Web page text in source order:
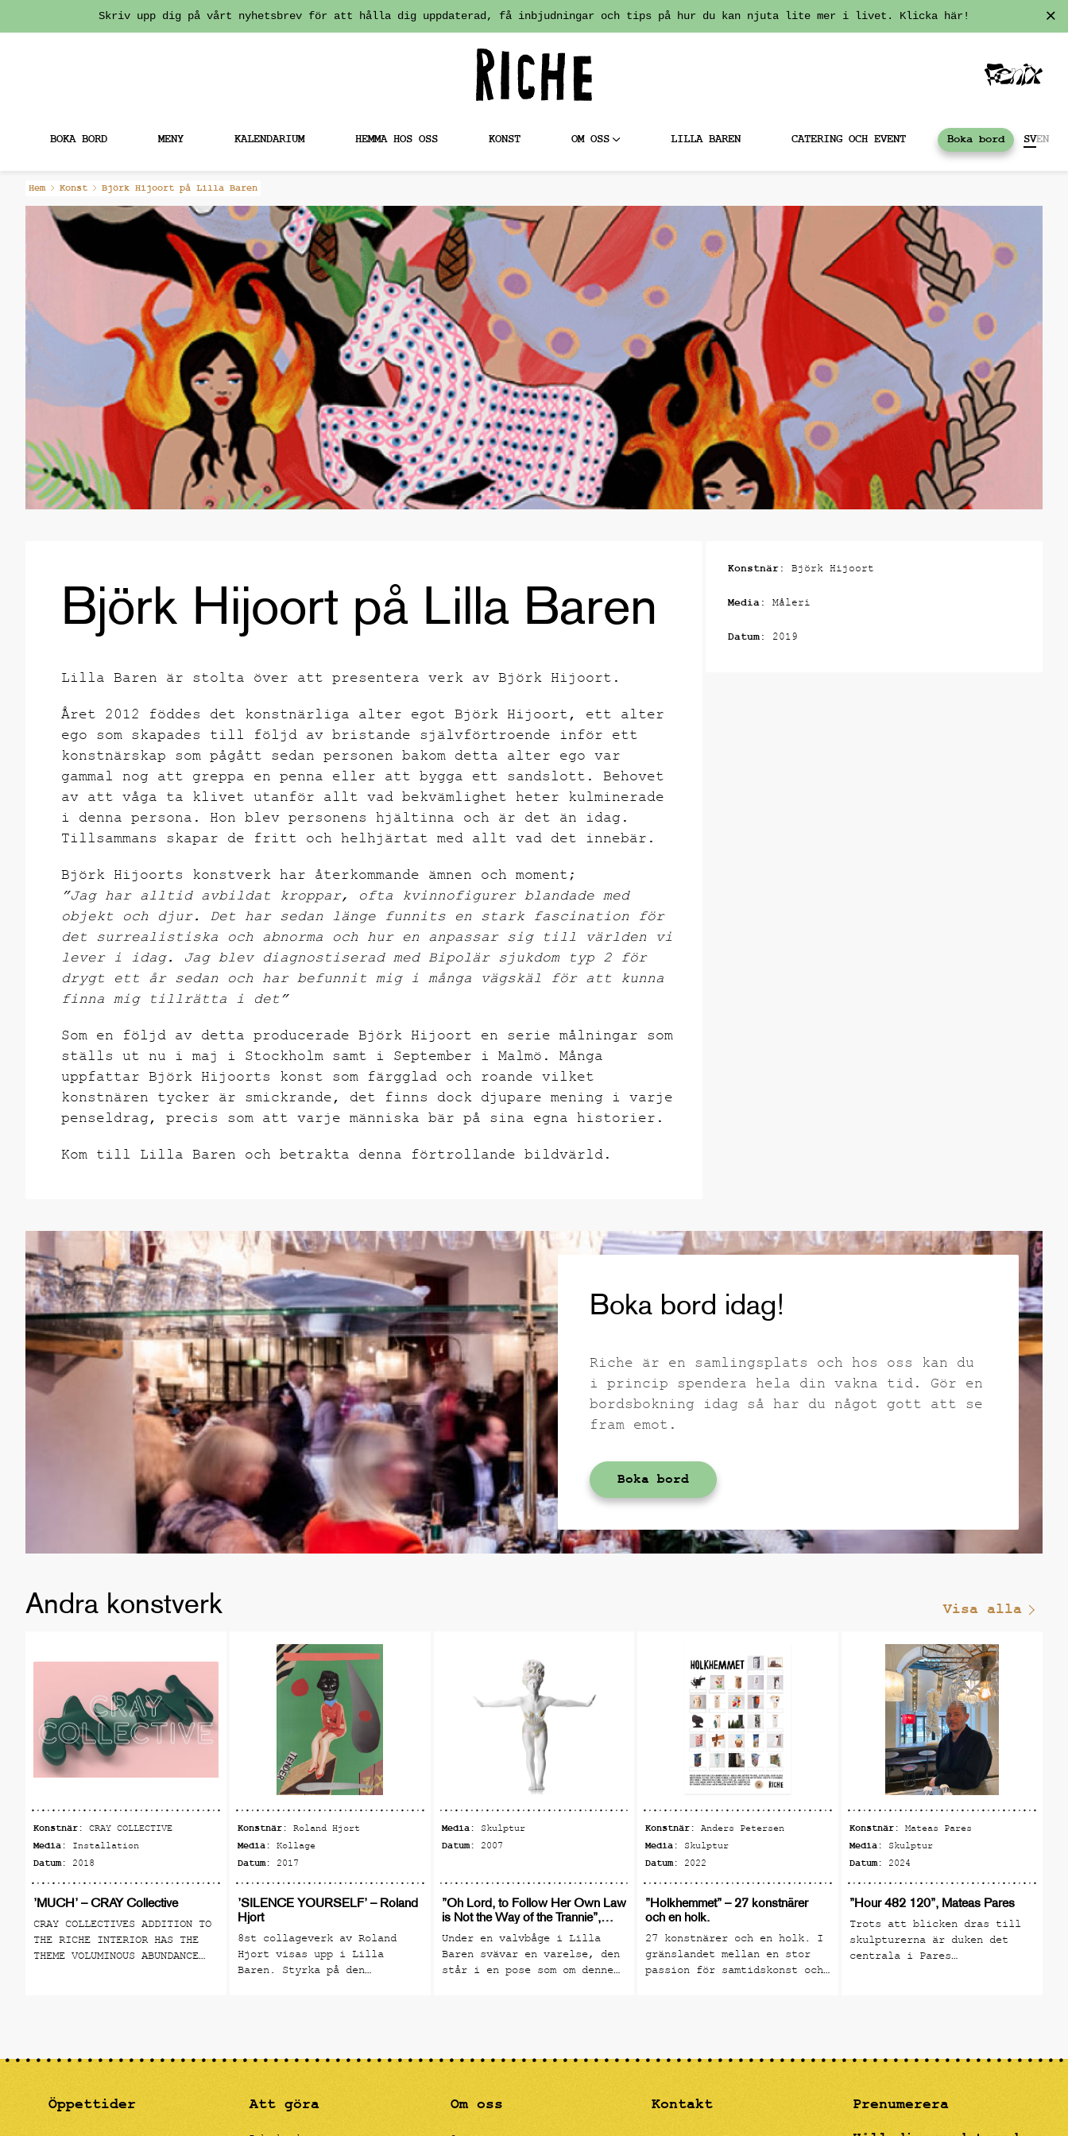
Fortsätt
till
innehållet
Skriv upp dig på vårt nyhetsbrev för att hålla dig uppdaterad, få inbjudningar och tips på hur du kan njuta lite mer i livet. Klicka här!
BOKA BORD MENY KALENDARIUM HEMMA HOS OSS KONST OM OSS LILLA BAREN CATERING OCH EVENT Boka bord SVEN
Hem Konst Björk Hijoort på Lilla Baren
Björk Hijoort på Lilla Baren
Lilla Baren är stolta över att presentera verk av Björk Hijoort.
Året 2012 föddes det konstnärliga alter egot Björk Hijoort, ett alter
ego som skapades till följd av bristande självförtroende inför ett
konstnärskap som pågått sedan personen bakom detta alter ego var
gammal nog att greppa en penna eller att bygga ett sandslott. Behovet
av att våga ta klivet utanför allt vad bekvämlighet heter kulminerade
i denna persona. Hon blev personens hjältinna och är det än idag.
Tillsammans skapar de fritt och helhjärtat med allt vad det innebär.
Björk Hijoorts konstverk har återkommande ämnen och moment;
”Jag har alltid avbildat kroppar, ofta kvinnofigurer blandade med
objekt och djur. Det har sedan länge funnits en stark fascination för
det surrealistiska och abnorma och hur en anpassar sig till världen vi
lever i idag. Jag blev diagnostiserad med Bipolär sjukdom typ 2 för
drygt ett år sedan och har befunnit mig i många vägskäl för att kunna
finna mig tillrätta i det”
Som en följd av detta producerade Björk Hijoort en serie målningar som
ställs ut nu i maj i Stockholm samt i September i Malmö. Många
uppfattar Björk Hijoorts konst som färgglad och roande vilket
konstnären tycker är smickrande, det finns dock djupare mening i varje
penseldrag, precis som att varje människa bär på sina egna historier.
Kom till Lilla Baren och betrakta denna förtrollande bildvärld.
Konstnär: Björk Hijoort
Media: Måleri
Datum: 2019
Boka bord idag!
Riche är en samlingsplats och hos oss kan du
i princip spendera hela din vakna tid. Gör en
bordsbokning idag så har du något gott att se
fram emot.
Boka bord
Andra konstverk Visa alla
Konstnär: CRAY COLLECTIVE
Media: Installation
Datum: 2018
’MUCH’ – CRAY Collective
CRAY COLLECTIVES ADDITION TO
THE RICHE INTERIOR HAS THE
THEME VOLUMINOUS ABUNDANCE
STOCKHOLM IN 2013 BY A GROUP
ARTISTS. May 29 - August 18,
2018 Riche Lilla Baren
Konstnär: Roland Hjort
Media: Kollage
Datum: 2017
’SILENCE YOURSELF’ – Roland
Hjort
8st collageverk av Roland
Hjort visas upp i Lilla
Baren. Styrka på den
Media: Skulptur
Datum: 2007
”Oh Lord, to Follow Her Own Law
is Not the Way of the Trannie”,
Christian-Pontus Andersson
Under en valvbåge i Lilla
Baren svävar en varelse, den
står i en pose som om denne
strama androgyner som
Dessa sublima gestalter hade
alla sina egna särdrag och
unika relationer till
Konstnär:Anders Petersen
Media: Skulptur
Datum: 2022
”Holkhemmet” – 27 konstnärer
och en holk.
27 konstnärer och en holk. I
gränslandet mellan en stor
passion för samtidskonst och
Konstnär:Mateas Pares
Media: Skulptur
Datum: 2024
”Hour 482 120”, Mateas Pares
Trots att blicken dras till
skulpturerna är duken det
centrala i Pares
han använder skulpturerna och
att omvandla duken till en
abstrakta begrepp. Tematiskt
Öppettider
Att göra Om oss
Kontakt
Prenumerera